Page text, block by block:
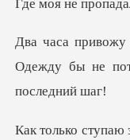
Одежду бы не